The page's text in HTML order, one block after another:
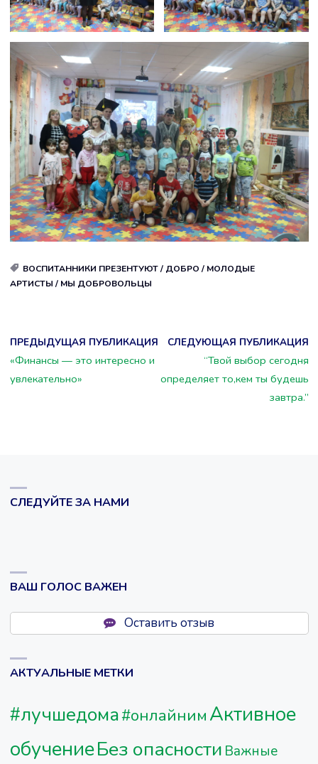
ВОСПИТАННИКИ ПРЕЗЕНТУЮТ/ ДОБРО / МОЛОДЫЕ
АРТИСТЫ / МЫ ДОБРОВОЛЬЦЫ
ПРЕДЫДУЩАЯ ПУБЛИКАЦИЯ
«Финансы — это интересно и
увлекательно»
СЛЕДУЮЩАЯ ПУБЛИКАЦИЯ
“Твой выбор сегодня
определяет то,кем ты будешь
завтра.”
СЛЕДУЙТЕ ЗА НАМИ
ВАШ ГОЛОС ВАЖЕН
Оставить отзыв
АКТУАЛЬНЫЕ МЕТКИ
#лучшедома#онлайнимАктивное
обучениеБез опасности Важные